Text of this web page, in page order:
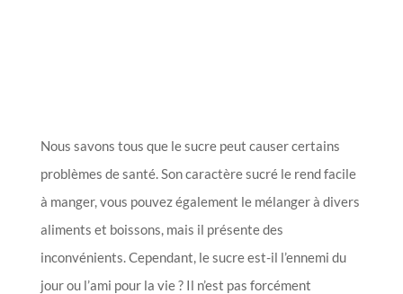
Nous savons tous que le sucre peut causer certains
problèmes de santé. Son caractère sucré le rend facile
à manger, vous pouvez également le mélanger à divers
aliments et boissons, mais il présente des
inconvénients. Cependant, le sucre est-il l’ennemi du
jour ou l’ami pour la vie ? Il n’est pas forcément